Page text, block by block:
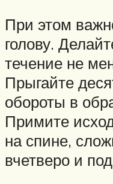
При этом
голову.
течение не
Прыгайте
обороты в
Примите
на спине,
вчетверо и